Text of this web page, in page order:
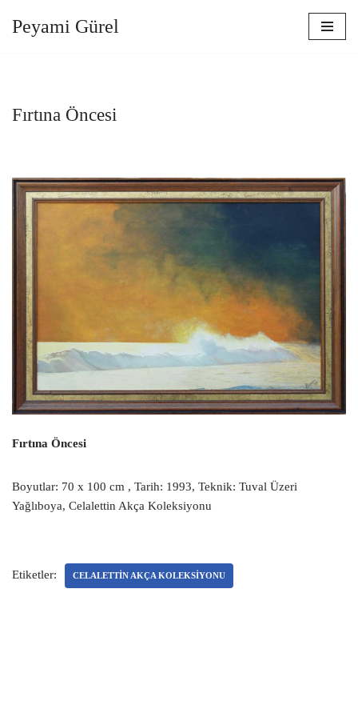
Peyami Gürel
Fırtına Öncesi
Fırtına Öncesi
Boyutlar: 70 x 100 cm , Tarih: 1993, Teknik: Tuval Üzeri
Yağlıboya, Celalettin Akça Koleksiyonu
Etiketler: CELALETTIN AKÇA KOLEKSIYONU